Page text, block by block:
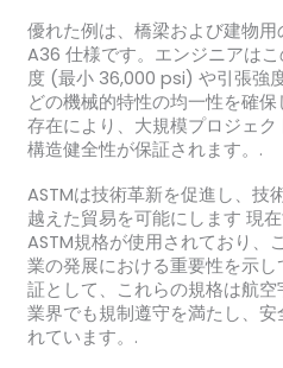
優れた例は、橋梁および建物
A36 仕様です。エンジニアは
度 (最小 36,000 psi) や引張強
どの機械的特性の均一性を確
存在により、大規模プロジェ
構造健全性が保証されます。.
ASTMは技術革新を促進し、技
越えた貿易を可能にします 現
ASTM規格が使用されており、
業の発展における重要性を示
証として、これらの規格は航
業界でも規制遵守を満たし、
れています。.